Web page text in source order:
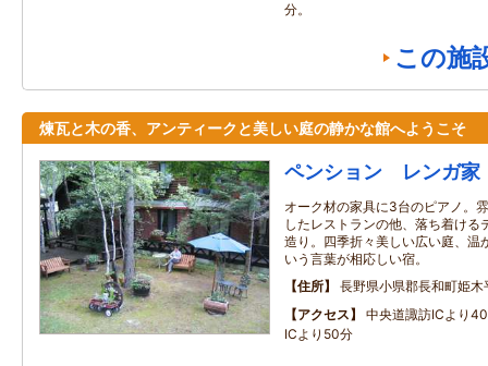
分。
この施
煉瓦と木の香、アンティークと美しい庭の静かな館へようこそ
ペンション レンガ家
オーク材の家具に3台のピアノ。
したレストランの他、落ち着ける
造り。四季折々美しい広い庭、温
いう言葉が相応しい宿。
住所
長野県小県郡長和町姫木
アクセス
中央道諏訪ICより
ICより50分